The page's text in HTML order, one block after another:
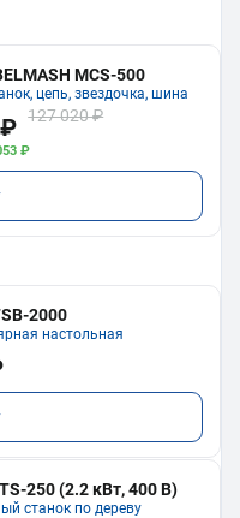
MCS-500
цепь, звездочка, шина
127 020 ₽
₽
2000
настольная
250 (2.2 кВт, 400 В)
станок по дереву